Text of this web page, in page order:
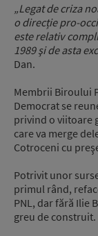
„Legat de criza
o direcție pro-
este relativ
1989 şi de asta
Dan.
Membrii Biroului
Democrat se
privind o viitoare
care va merge
Cotroceni cu
Potrivit unor
primul rând,
PNL, dar fără Ilie
greu de construit.